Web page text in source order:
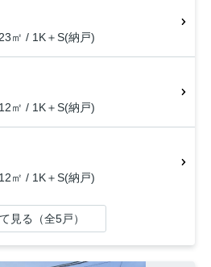
㎡ / 1K＋S(納戸)
㎡ / 1K＋S(納戸)
㎡ / 1K＋S(納戸)
見る（全5戸）